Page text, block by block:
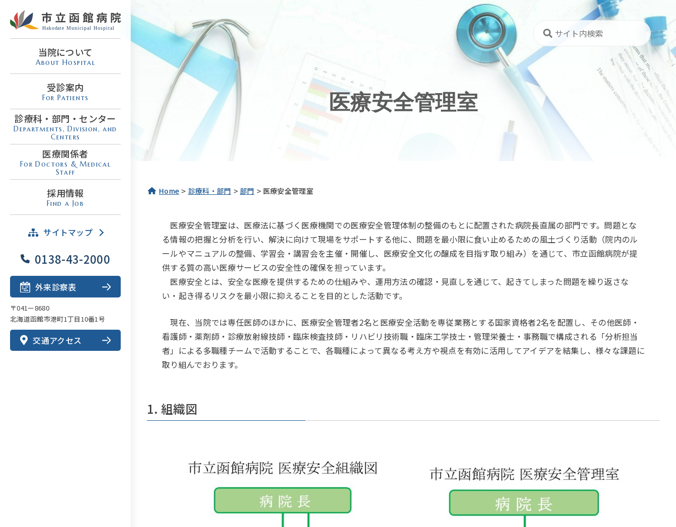
当院について
About Hospital
受診案内
For Patients
診療科・部門・センター
Departments, Division, and
Centers
医療関係者
For Doctors & Medical
Staff
採用情報
Find a Job
サイトマップ
0138-43-2000
外来診察表
〒041ー8680
北海道函館市港町1丁目10番1号
交通アクセス
医療安全管理室
Home > 診療科・部門 > 部門 > 医療安全管理室
医療安全管理室は、医療法に基づく医療機関での医療安全管理体制の整備のもとに配置された病院長直属の部門です。問題とな
る情報の把握と分析を行い、解決に向けて現場をサポートする他に、問題を最小限に食い止めるための風土づくり活動（院内のル
ールやマニュアルの整備、学習会・講習会を主催・開催し、医療安全文化の醸成を目指す取り組み）を通じて、市立函館病院が提
供する質の高い医療サービスの安全性の確保を担っています。
医療安全とは、安全な医療を提供するための仕組みや、運用方法の確認・見直しを通じて、起きてしまった問題を繰り返さな
い・起き得るリスクを最小限に抑えることを目的とした活動です。
現在、当院では専任医師のほかに、医療安全管理者2名と医療安全活動を専従業務とする国家資格者2名を配置し、その他医師・
看護師・薬剤師・診療放射線技師・臨床検査技師・リハビリ技術職・臨床工学技士・管理栄養士・事務職で構成される「分析担当
者」による多職種チームで活動することで、各職種によって異なる考え方や視点を有効に活用してアイデアを結集し、様々な課題に
取り組んでおります。
1. 組織図